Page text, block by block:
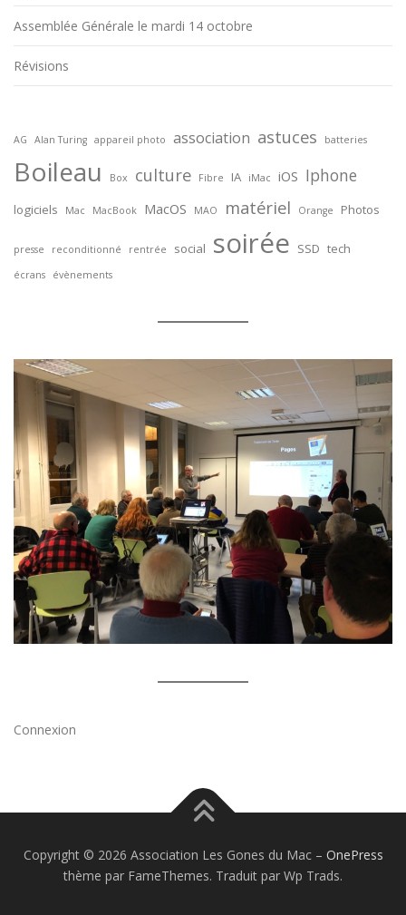
Assemblée Générale le mardi 14 octobre
Révisions
AG Alan Turing appareil photo association astuces batteries
Boileau Box culture Fibre IA iMac iOS Iphone
logiciels Mac MacBook MacOS MAO matériel Orange Photos
presse reconditionné rentrée social soirée SSD tech
écrans évènements
Connexion
Copyright © 2026 Association Les Gones du Mac – OnePress
thème par FameThemes. Traduit par Wp Trads.